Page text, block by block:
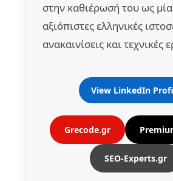
στην καθιέρωσή του ως
αξιόπιστες ελληνικές
ανακαινίσεις και τεχνικές
View LinkedIn
Grecode.gr
SEO-Experts.gr